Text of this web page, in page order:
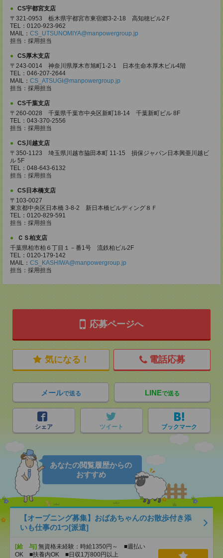
CS宇都宮支店
〒321-0953 栃木県宇都宮市東宿郷3-2-18 高知穂ビル2Ｆ
TEL：0120-923-962
MAIL： CS_UTSUNOMIYA@manpowergroup.jp
担当：採用担当
CS厚木支店
〒243-0014 神奈川県厚木市旭町1-2-1 日本生命本厚木ビル4階
TEL：046-207-2644
MAIL： CS_ATSUGI@manpowergroup.jp
担当：採用担当
CS千葉支店
〒260-0028 千葉県千葉市中央区新町18-14 千葉新町ビル 8F
TEL：043-370-2556
担当：採用担当
CS川越支店
〒350-1123 埼玉県川越市脇田本町 11-15 損保ジャパン日本興亜川越ビ
ル 5F
TEL：048-643-6132
担当：採用担当
CS日本橋支店
〒103-0027
東京都中央区日本橋 3-8-2 新日本橋ビルディング８Ｆ
TEL：0120-829-591
担当：採用担当
ＣＳ柏支店
千葉県柏市柏６丁目１－番1号 流鉄柏ビル2F
TEL：0120-179-142
MAIL： CS_KASHIWA@manpowergroup.jp
担当：採用担当
応募ページへ
気になる！ 電話応募
メールで送る LINEで送る
シェア ツイート ブックマーク
あなたの閲覧履歴からの
おすすめ
【オープニング募集】おばあちゃんのお散歩付き添
いも仕事の1つ[派遣]
[給 与] 無資格未経験：時給1350円～ ■週払い
OK ■扶養内OK ■日収1万800円以上